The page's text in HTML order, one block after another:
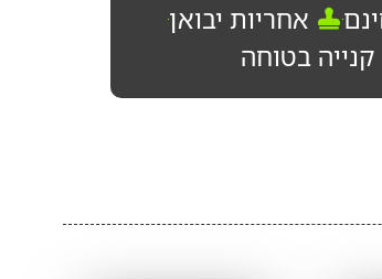
אחריות יבואן
קנייה בטוחה